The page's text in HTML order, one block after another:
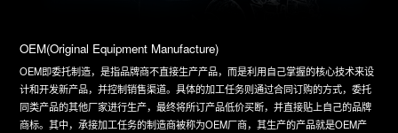
OEM(Original Equipment Manufacture)
OEM即委托制造，是指品牌商不直接生产产品，而是利用自己掌握的核心技术来设
计和开发新产品，并控制销售渠道。具体的加工任务则通过合同订购的方式，委托
同类产品的其他厂家进行生产，最终将所订产品低价买断，并直接贴上自己的品牌
商标。其中，承接加工任务的制造商被称为OEM厂商，其生产的产品就是OEM产